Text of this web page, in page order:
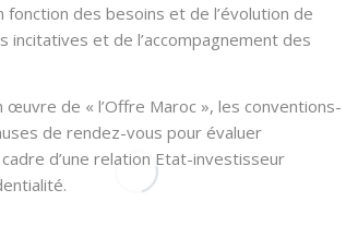
des besoins et de l’évolution de
incitatives et de l’accompagnement des
de « l’Offre Maroc », les conventions-
de rendez-vous pour évaluer
d’une relation Etat-investisseur